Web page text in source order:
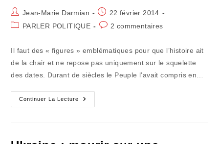
Auteur/autrice
de
Jean-Marie Darmian
Publication
publiée :
22 février 2014
PostPARLER POLITIQUE
Commentaires
publication :
2 commentaires
Il faut des « figures » emblématiques pour que l’histoire ait
de la chair et ne repose pas uniquement sur le squelette
des dates. Durant de siècles le Peuple l’avait compris en…
Continuer La Lecture
Jean
Zay